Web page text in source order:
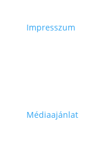
Impresszum
Médiaajánlat